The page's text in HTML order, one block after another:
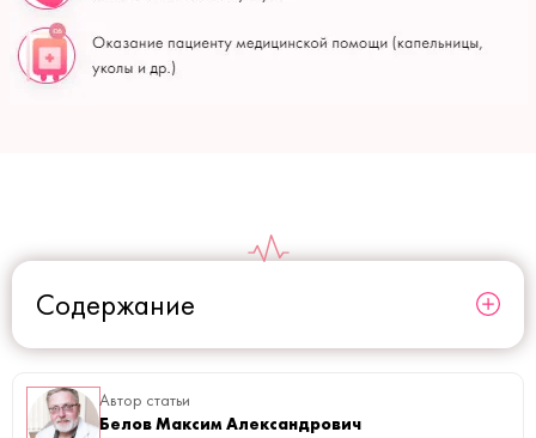
Содержание
Автор статьи
Белов Максим Александрович